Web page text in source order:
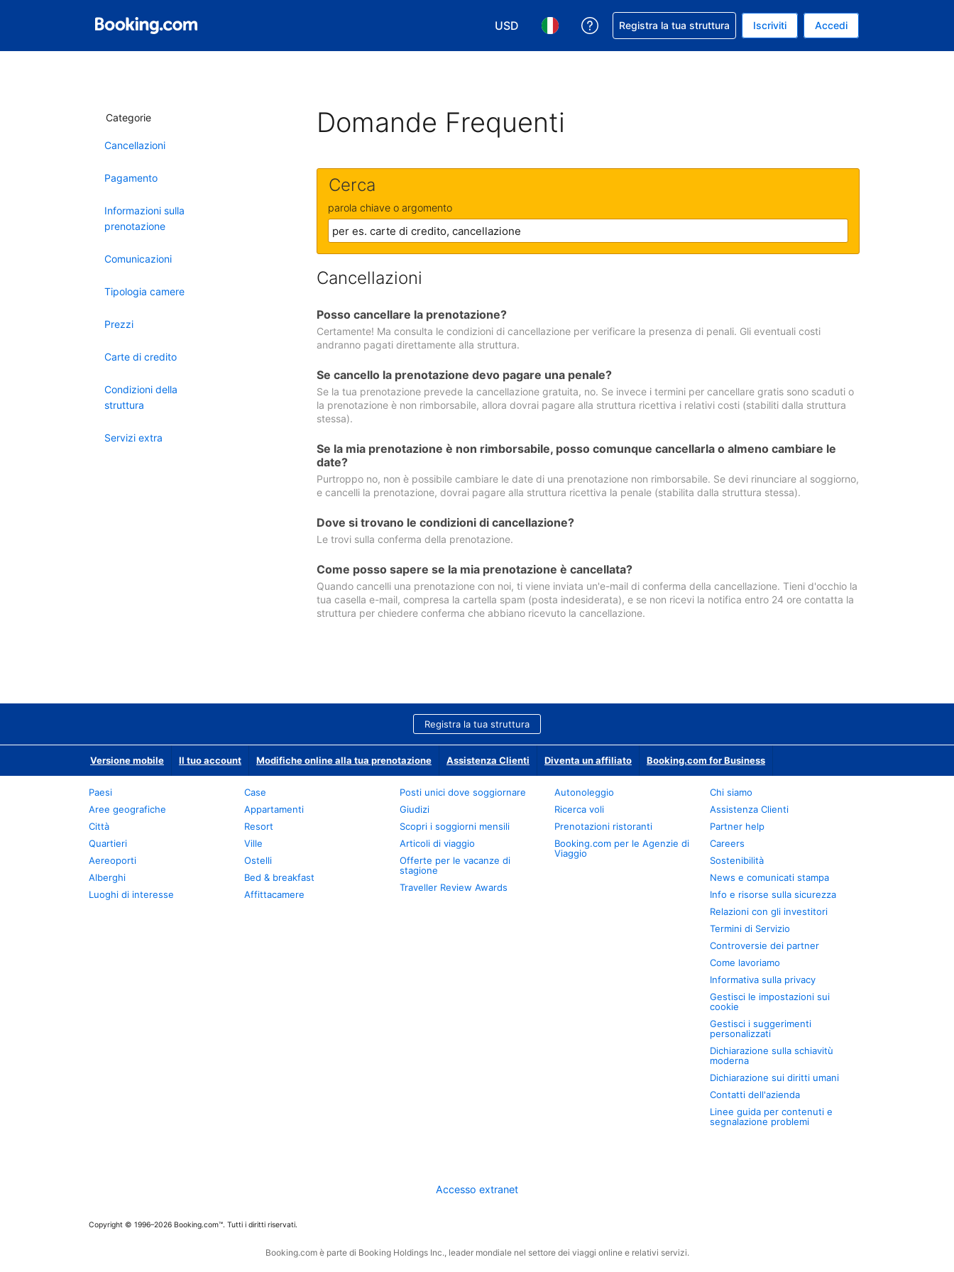
USD
Scegli la tua valuta. Valuta attuale: Dollaro statunitense
Scegli la tua lingua. Lingua attuale: Italiano
Ricevi aiuto con la prenotazione
Registra la tua struttura Iscriviti Accedi
Categorie
Cancellazioni
Pagamento
Informazioni sulla
prenotazione
Comunicazioni
Tipologia camere
Prezzi
Carte di credito
Condizioni della
struttura
Servizi extra
Domande Frequenti
Cerca
parola chiave o argomento
Cancellazioni
Posso cancellare la prenotazione?
Certamente! Ma consulta le condizioni di cancellazione per verificare la presenza di penali. Gli eventuali costi
andranno pagati direttamente alla struttura.
Se cancello la prenotazione devo pagare una penale?
Se la tua prenotazione prevede la cancellazione gratuita, no. Se invece i termini per cancellare gratis sono scaduti o
la prenotazione è non rimborsabile, allora dovrai pagare alla struttura ricettiva i relativi costi (stabiliti dalla struttura
stessa).
Se la mia prenotazione è non rimborsabile, posso comunque cancellarla o almeno cambiare le
date?
Purtroppo no, non è possibile cambiare le date di una prenotazione non rimborsabile. Se devi rinunciare al soggiorno,
e cancelli la prenotazione, dovrai pagare alla struttura ricettiva la penale (stabilita dalla struttura stessa).
Dove si trovano le condizioni di cancellazione?
Le trovi sulla conferma della prenotazione.
Come posso sapere se la mia prenotazione è cancellata?
Quando cancelli una prenotazione con noi, ti viene inviata un'e-mail di conferma della cancellazione. Tieni d'occhio la
tua casella e-mail, compresa la cartella spam (posta indesiderata), e se non ricevi la notifica entro 24 ore contatta la
struttura per chiedere conferma che abbiano ricevuto la cancellazione.
Registra la tua struttura
Versione mobile Il tuo account Modifiche online alla tua prenotazione Assistenza Clienti Diventa un affiliato Booking.com for Business
Paesi
Aree geografiche
Città
Quartieri
Aereoporti
Alberghi
Luoghi di interesse
Case
Appartamenti
Resort
Ville
Ostelli
Bed & breakfast
Affittacamere
Posti unici dove soggiornare
Giudizi
Scopri i soggiorni mensili
Articoli di viaggio
Offerte per le vacanze di
stagione
Traveller Review Awards
Autonoleggio
Ricerca voli
Prenotazioni ristoranti
Booking.com per le Agenzie di
Viaggio
Chi siamo
Assistenza Clienti
Partner help
Careers
Sostenibilità
News e comunicati stampa
Info e risorse sulla sicurezza
Relazioni con gli investitori
Termini di Servizio
Controversie dei partner
Come lavoriamo
Informativa sulla privacy
Gestisci le impostazioni sui
cookie
Gestisci i suggerimenti
personalizzati
Dichiarazione sulla schiavitù
moderna
Dichiarazione sui diritti umani
Contatti dell'azienda
Linee guida per contenuti e
segnalazione problemi
Accesso extranet
Copyright © 1996–2026 Booking.com™. Tutti i diritti riservati.
Booking.com è parte di Booking Holdings Inc., leader mondiale nel settore dei viaggi online e relativi servizi.